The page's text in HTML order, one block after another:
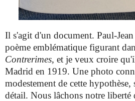
Il s'agit d'un document. Paul-
poème emblématique figurant
Contrerimes, et je veux croire
Madrid en 1919. Une photo
modestement de cette hypothèse,
détail. Nous lâchons notre